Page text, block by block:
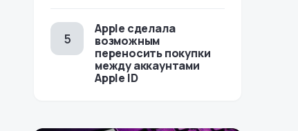
Apple сделала
возможным
переносить покупки
между аккаунтами
Apple ID